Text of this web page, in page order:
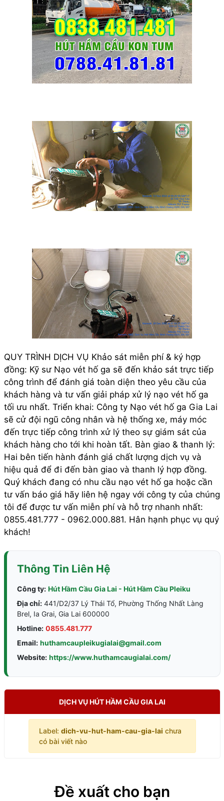
QUY TRÌNH DỊCH VỤ Khảo sát miễn phí & ký hợp
đồng: Kỹ sư Nạo vét hố ga sẽ đến khảo sát trực tiếp
công trình để đánh giá toàn diện theo yêu cầu của
khách hàng và tư vấn giải pháp xử lý nạo vét hố ga
tối ưu nhất. Triển khai: Công ty Nạo vét hố ga Gia Lai
sẽ cử đội ngũ công nhân và hệ thống xe, máy móc
đến trực tiếp công trình xử lý theo sự giám sát của
khách hàng cho tới khi hoàn tất. Bàn giao & thanh lý:
Hai bên tiến hành đánh giá chất lượng dịch vụ và
hiệu quả để đi đến bàn giao và thanh lý hợp đồng.
Quý khách đang có nhu cầu nạo vét hố ga hoặc cần
tư vấn báo giá hãy liên hệ ngay với công ty của chúng
tôi để được tư vấn miễn phí và hỗ trợ nhanh nhất:
0855.481.777 - 0962.000.881. Hân hạnh phục vụ quý
khách!
Thông Tin Liên Hệ
Công ty: Hút Hầm Cầu Gia Lai - Hút Hầm Cầu Pleiku
Địa chỉ:441/D2/37 Lý Thái Tổ, Phường Thống Nhất Làng
Brel, Ia Grai, Gia Lai 600000
Hotline: 0855.481.777
Email: huthamcaupleikugialai@gmail.com
Website: https://www.huthamcaugialai.com/
DỊCH VỤ HÚT HẦM CẦU GIA LAI
Label: dich-vu-hut-ham-cau-gia-lai chưa
có bài viết nào
Đề xuất cho bạn